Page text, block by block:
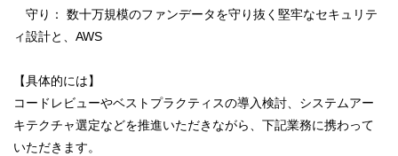
守り： 数十万規模のファンデータを守り抜く堅牢なセキュリテ
ィ設計と、AWS
【具体的には】
コードレビューやベストプラクティスの導入検討、システムアー
キテクチャ選定などを推進いただきながら、下記業務に携わって
いただきます。